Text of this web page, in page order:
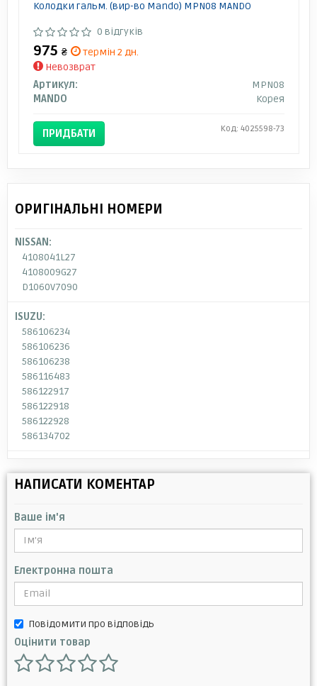
Колодки гальм. (вир-во Mando) MPN08 MANDO
0 відгуків
975 ₴
термін 2 дн.
Невозврат
Артикул:
MPN08
MANDO
Корея
ПРИДБАТИ Код: 4025598-73
ОРИГІНАЛЬНІ НОМЕРИ
NISSAN:
4108041L27
4108009G27
D1060V7090
ISUZU:
586106234
586106236
586106238
586116483
586122917
586122918
586122928
586134702
НАПИСАТИ КОМЕНТАР
Ваше ім'я
Електронна пошта
Повідомити про відповідь
Оцінити товар